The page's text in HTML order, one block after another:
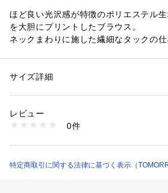
ほど良い光沢感が特徴のポリエステル
を大胆にプリントしたブラウス。
ネックまわりに施した繊細なタックの仕
妙な丈感で、一枚着からジャケットの
※商品の色味は、商品単体の画像をご確
店舗にお問い合わせの際は、下記の商品
性別：レディース
素材：ポリエステル100％
洗濯：手洗い、漂白不可、タンブル乾燥不可、
可、ドライ可、ウエットクリーニング可
商品番号：1095000001721 （モール）
サイズ詳細
レビュー
0件
特定商取引に関する法律に基づく表示（